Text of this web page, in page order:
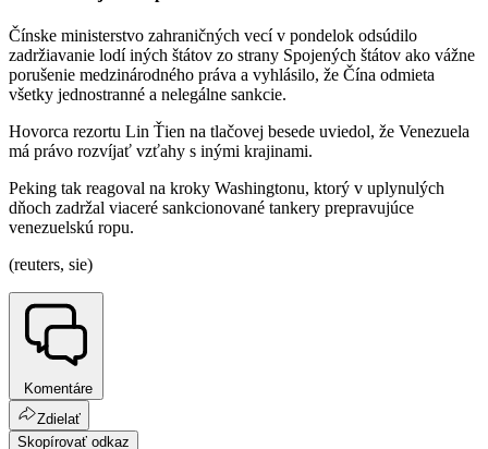
Čínske ministerstvo zahraničných vecí v pondelok odsúdilo
zadržiavanie lodí iných štátov zo strany Spojených štátov ako vážne
porušenie medzinárodného práva a vyhlásilo, že Čína odmieta
všetky jednostranné a nelegálne sankcie.
Hovorca rezortu Lin Ťien na tlačovej besede uviedol, že Venezuela
má právo rozvíjať vzťahy s inými krajinami.
Peking tak reagoval na kroky Washingtonu, ktorý v uplynulých
dňoch zadržal viaceré sankcionované tankery prepravujúce
venezuelskú ropu.
(reuters, sie)
Komentáre
Zdielať
Skopírovať odkaz